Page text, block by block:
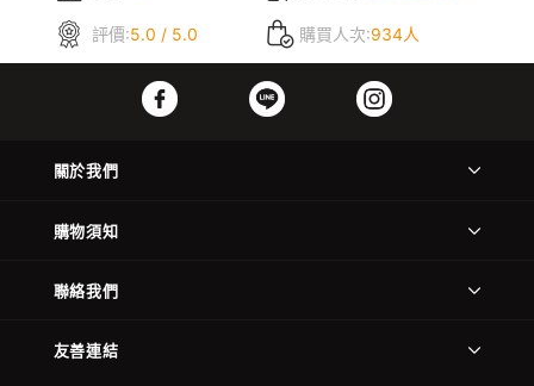
評價:5.0 / 5.0 購買人次:934人
關於我們
購物須知
聯絡我們
友善連結